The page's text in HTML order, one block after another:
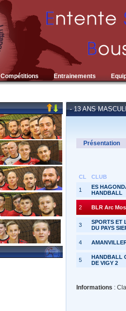
Compétitions Entrainements
- 13 ANS
Présentation
CL CLUB
1
ES
HANDBALL
2 BLR Arc
3
SPORTS ET
DU PAYS
4
5
HANDBALL
DE VIGY 2
Informations :